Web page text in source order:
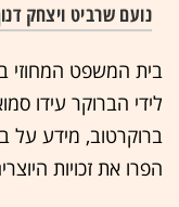
נועם שרביט ויצחק
בית המשפט המחוזי
לידי הברוקר עידו
הפרו את זכויות